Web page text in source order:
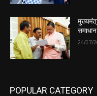
24/07/
POPULAR CATEGORY